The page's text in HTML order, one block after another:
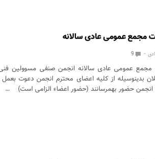
مجمع عمومی عادی سالانه
9
عمومی عادی سالانه انجمن صنفی مسوولین
بدینوسیله از کلیه اعضای محترم انجمن دعوت
انجمن حضور بهمرسانند (حضور اعضاء الزامی است) …